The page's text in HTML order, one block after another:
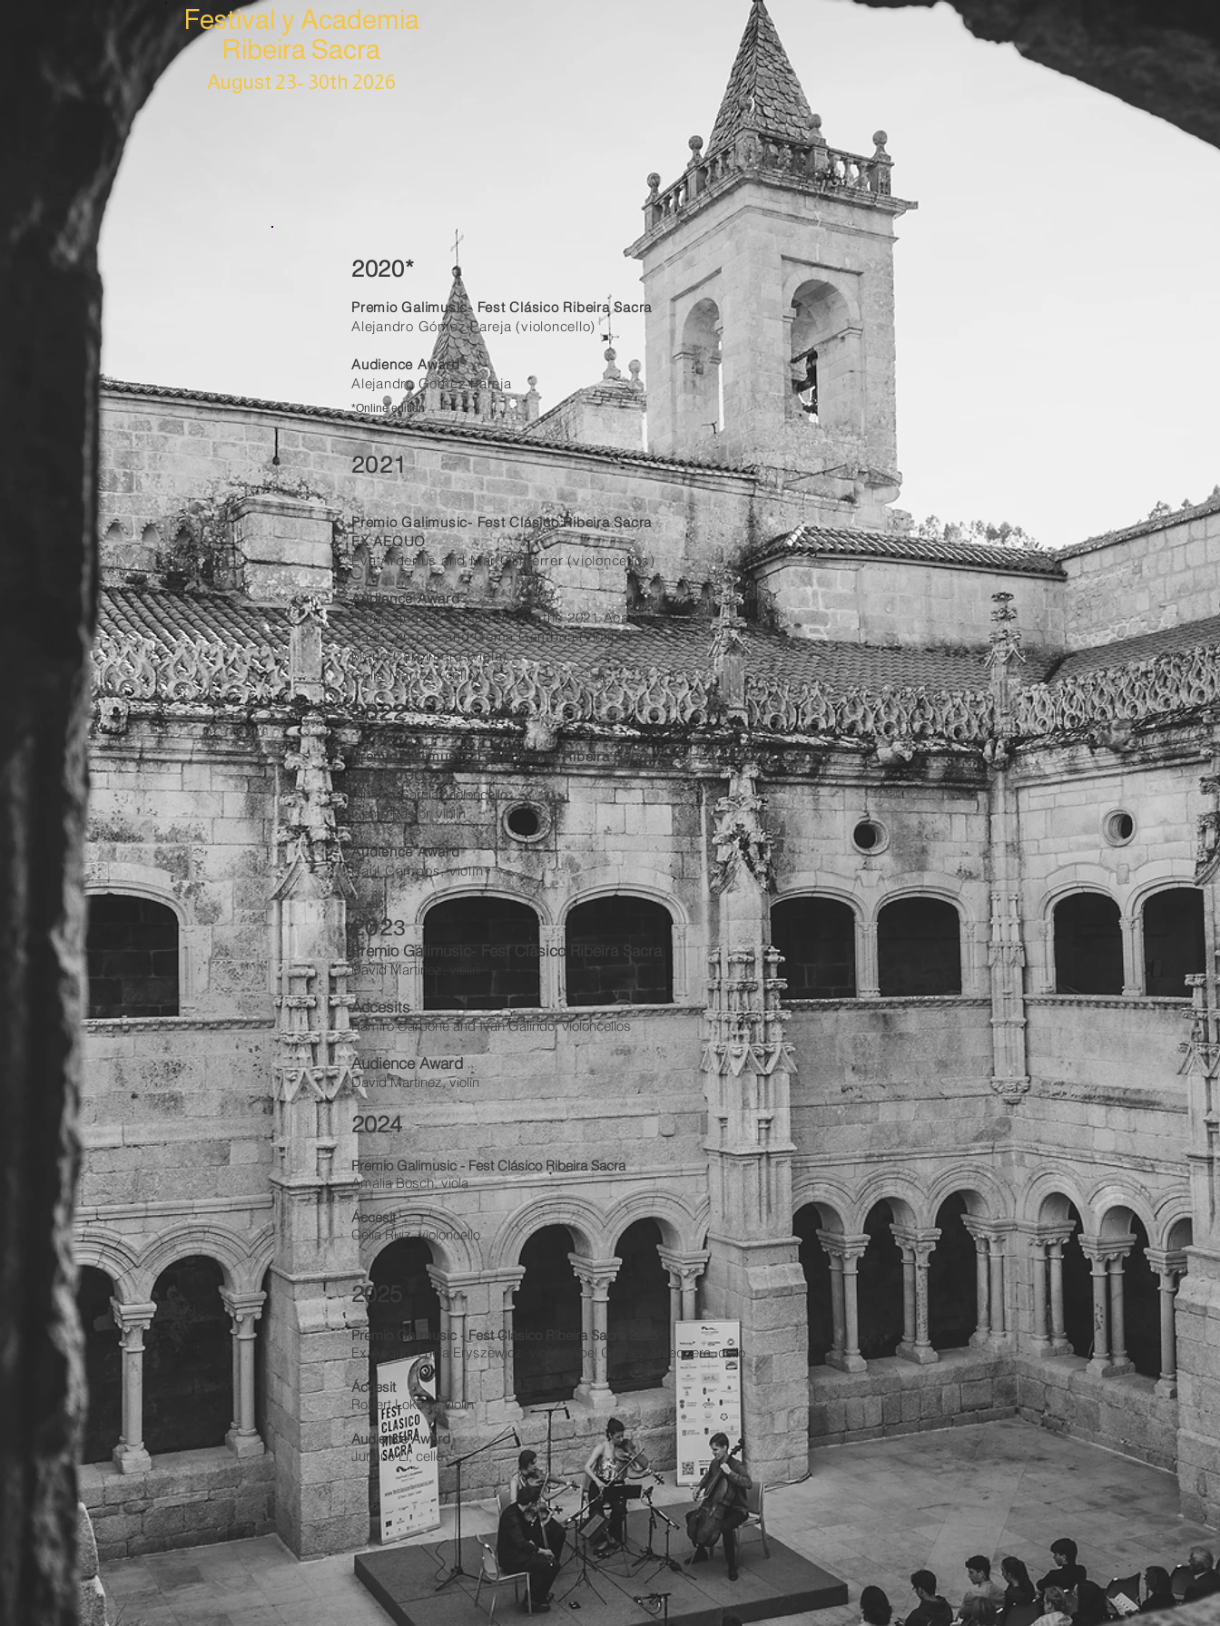
CONTACT
Festival y Academia
Ribeira Sacra
August 23- 30th 2026
2020*
Premio Galimusic- Fest Clásico Ribeira Sacra
Alejandro Gómez Pareja (violoncello)
Audience Award
Alejandro Gomez Pareja
*Online edition
2021
Premio Galimusic- Fest Clásico Ribeira Sacra
EX AEQUO
Eva Arderíus and Mar Gimferrer (violoncellos)
Audience Award
String quartet formed during the 2021 Academy
Raúl Campos and Gema Gamboa (violins)
Mario Carpintero (viola)
Celia Martos (cello)
2022
Premio Galimusic- Fest Clásico Ribeira Sacra
EX AEQUO
Ignacio García, violoncello
Gema Pastor, violin
Audience Award
Raúl Campos, violin
2023
Premio Galimusic- Fest Clásico Ribeira Sacra
DavidMartinez, violin
Áccesits
Ramiro Carbone and Ivan Galindo, violoncellos
Audience Award
David Martinez, violin
2024
Premio Galimusic - Fest Clásico RibeiraSacra
Amalia Bosch, viola
Áccesit
Celia Ruiz, violoncello
2025
Premio Galimusic - Fest Clásico Ribeira Sacra 2025
Ex-Aequo: Lucía Eryszewicz, violín / Abel Gómez Antequera, cello
Áccesit
Robert Lokhov, violín
Audience Award
Junnuo Li, cello